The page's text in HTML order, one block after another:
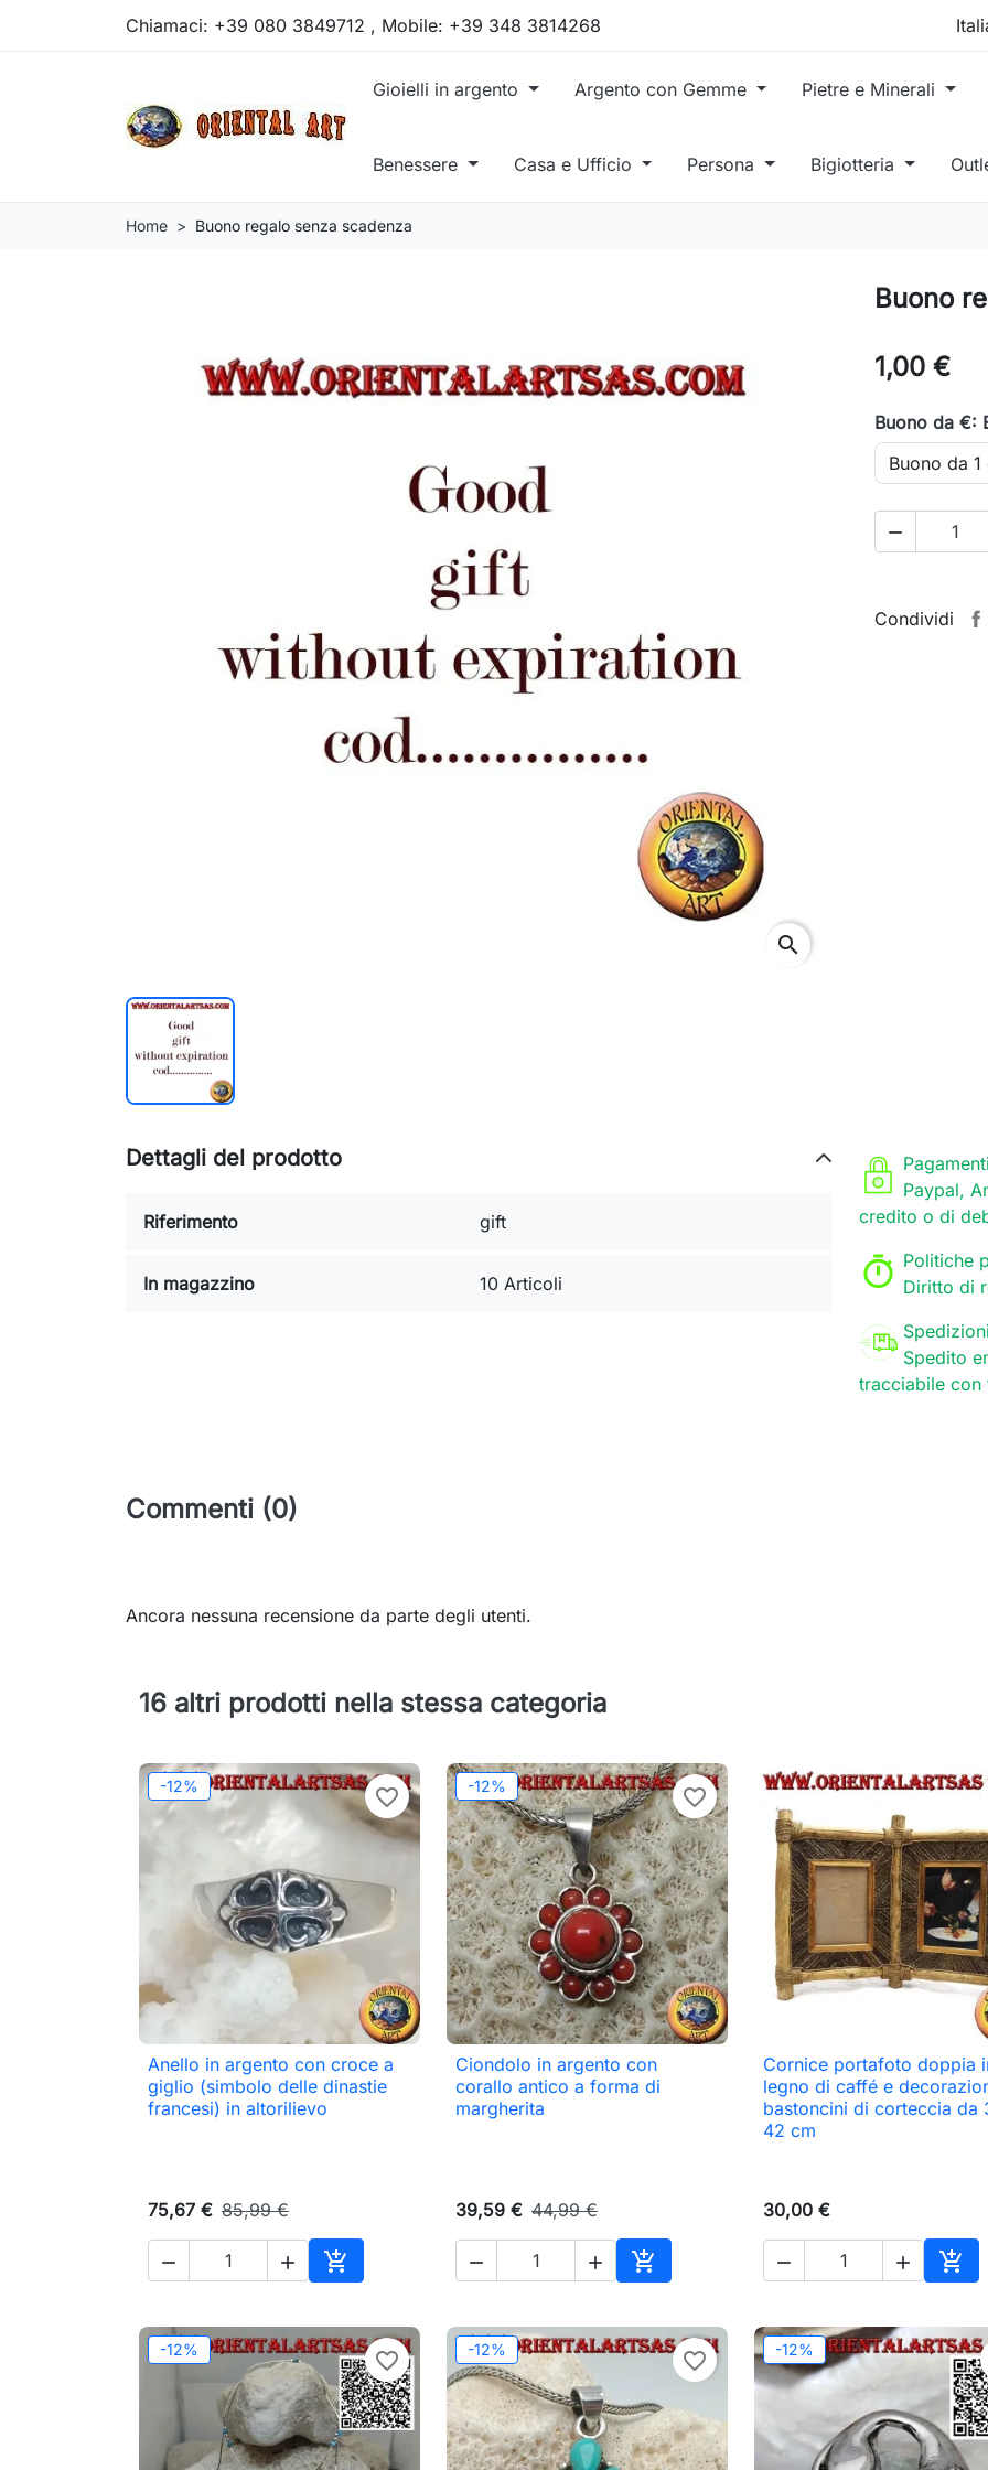
Chiamaci: +39 080 3849712 , Mobile: +39 348 3814268
Gioielli in argento Argento con Gemme Pietre e Minerali
Benessere Casa e Ufficio Persona Bigiotteria
Home Buono regalo senza scadenza
search
Buono
1,00 €
Buono da €:

Condividi
Paypal,
credito o di
Politiche
Diritto di
Spedizioni
Spedito
tracciabile con
Dettagli del prodotto
Riferimento gift
In magazzino 10 Articoli
Commenti (0)
Ancora nessuna recensione da parte degli utenti.
16 altri prodotti nella stessa categoria
-12% favorite_border
 Anteprima
Anello in argento con croce a
giglio (simbolo delle dinastie
francesi) in altorilievo
75,67 € 85,99 €
  
Aggiungi al carrello
-12% favorite_border
 Anteprima
Ciondolo in argento con
corallo antico a forma di
margherita
39,59 € 44,99 €
  
Aggiungi al carrello
 Anteprima
Cornice portafoto doppia
legno di caffé e
bastoncini di corteccia da
42 cm
30,00 €
  
-12% favorite_border -12% favorite_border -12%